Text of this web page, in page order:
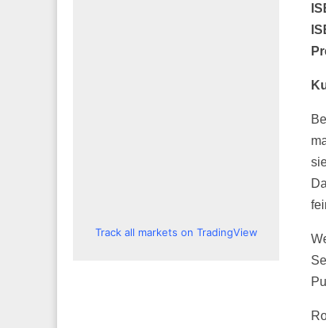
Track all markets on TradingView